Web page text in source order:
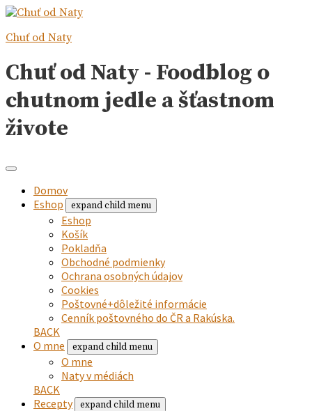
Chuť od Naty
Chuť od Naty - Foodblog o
chutnom jedle a šťastnom
živote
Domov
Eshop
expand child menu
Eshop
Košík
Pokladňa
Obchodné podmienky
Ochrana osobných údajov
Cookies
Poštovné+dôležité informácie
Cenník poštovného do ČR a Rakúska.
BACK
O mne
expand child menu
O mne
Naty v médiách
BACK
Recepty
expand child menu